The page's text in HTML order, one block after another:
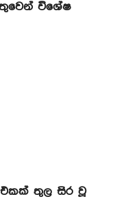
විශේෂ
තුල සිර වූ